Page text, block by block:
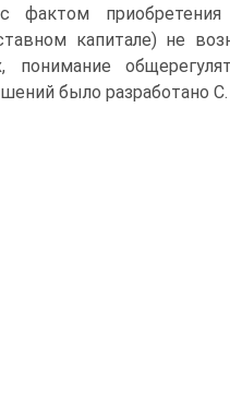
фактом приобретения
капитале) не
понимание
было разработано С.